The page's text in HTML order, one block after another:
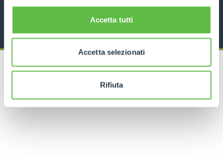
Accetta tutti
Accetta selezionati
Rifiuta
DISCOVER MORE